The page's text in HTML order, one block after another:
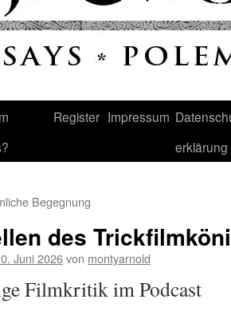
Register Impressum
erklärung
Begegnung
des
Juni 2026von montyarnold
Filmkritik im Podcast